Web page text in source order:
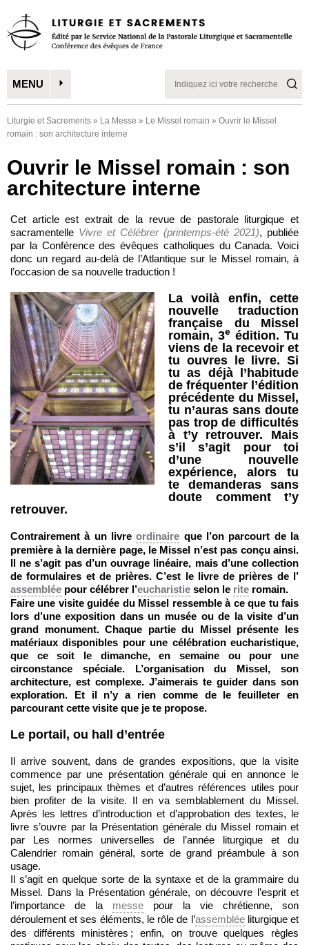
MENU
Liturgie et Sacrements » La Messe » Le Missel romain » Ouvrir le Missel
romain : son architecture interne
Ouvrir le Missel romain : son
architecture interne
Cet article est extrait de la revue de pastorale liturgique et
sacramentelle Vivre et Célébrer (printemps-été 2021), publiée
par la Conférence des évêques catholiques du Canada. Voici
donc un regard au-delà de l’Atlantique sur le Missel romain, à
l’occasion de sa nouvelle traduction !
La voilà enfin, cette
nouvelle traduction
française du Missel
romain, 3e édition. Tu
viens de la recevoir et
tu ouvres le livre. Si
tu as déjà l’habitude
de fréquenter l’édition
précédente du Missel,
tu n’auras sans doute
pas trop de difficultés
à t’y retrouver. Mais
s’il s’agit pour toi
d’une nouvelle
expérience, alors tu
te demanderas sans
doute comment t’y
retrouver.
Contrairement à un livreordinaire que l’on parcourt de la
première à la dernière page, le Missel n’est pas conçu ainsi.
Il ne s’agit pas d’un ouvrage linéaire, mais d’une collection
de formulaires et de prières. C’est le livre de prières de l’
assemblée pour célébrer l’eucharistie selon le rite romain.
Faire une visite guidée du Missel ressemble à ce que tu fais
lors d’une exposition dans un musée ou de la visite d’un
grand monument. Chaque partie du Missel présente les
matériaux disponibles pour une célébration eucharistique,
que ce soit le dimanche, en semaine ou pour une
circonstance spéciale. L’organisation du Missel, son
architecture, est complexe. J’aimerais te guider dans son
exploration. Et il n’y a rien comme de le feuilleter en
parcourant cette visite que je te propose.
Le portail, ou hall d’entrée
Il arrive souvent, dans de grandes expositions, que la visite
commence par une présentation générale qui en annonce le
sujet, les principaux thèmes et d’autres références utiles pour
bien profiter de la visite. Il en va semblablement du Missel.
Après les lettres d’introduction et d’approbation des textes, le
livre s’ouvre par la Présentation générale du Missel romain et
par Les normes universelles de l’année liturgique et du
Calendrier romain général, sorte de grand préambule à son
usage.
Il s’agit en quelque sorte de la syntaxe et de la grammaire du
Missel. Dans la Présentation générale, on découvre l’esprit et
l’importance de la messe pour la vie chrétienne, son
déroulement et ses éléments, le rôle de l’assembléeliturgique et
des différents ministères ; enfin, on trouve quelques règles